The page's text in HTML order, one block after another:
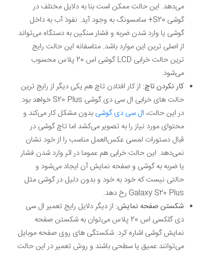
می‌دهد. این حالت ممکن است بنا به دلایل مختلف در
گوشی S20+ سامسونگ به وجود آید. نفوذ آب به داخل
گوشی یا وارد شدن ضربه و فشار سنگین به دستگاه می‌تواند
از اصلی ترین این موارد باشد. متاسفانه این حالت رایج
ترین حالت خرابی LCD گوشی اس 20 پلاس محسوب
می‌شود.
کار نکردن تاچ: از کار افتادن تاچ هم یکی دیگر از رایج ترین
حالت های خرابی ال سی دی گوشی S20 Plus خواهد بود.
در این حالت، ال سی دی گوشی بدون مشکل کار می‌کند و
محتوای مورد نیاز را به تصویر می‌کشد اما تاچ گوشی در
قبال دستورات لمسی عکس‌العمل مناسب را از خود نشان
نمی‌دهد. این حالت خرابی هم عموما در اثر وارد شدن فشار
یا ضربه به گوشی و صفحه نمایش آن ایجاد می‌شود و
حالتی نیست که خود به خود و بدون دلیل در گوشی مثل
Galaxy S20 Plus رخ دهد.
شکستن صفحه نمایش: از دیگر دلایل رایج تعمیر ال سی
دی گلکسی اس 20 پلاس می‌توان به شکستن صفحه
نمایش گوشی اشاره کرد. شکستگی های روی صفحه موبایل
می‌توانند عمیق یا سطحی باشند و روش تعمیر در این حالت